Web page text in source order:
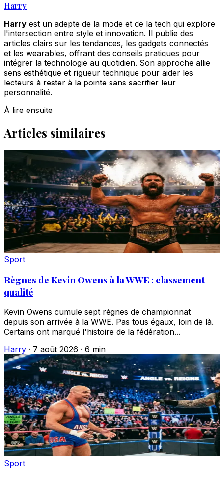
Harry
Harry est un adepte de la mode et de la tech qui explore
l'intersection entre style et innovation. Il publie des
articles clairs sur les tendances, les gadgets connectés
et les wearables, offrant des conseils pratiques pour
intégrer la technologie au quotidien. Son approche allie
sens esthétique et rigueur technique pour aider les
lecteurs à rester à la pointe sans sacrifier leur
personnalité.
À lire ensuite
Articles similaires
Sport
Règnes de Kevin Owens à la WWE : classement
qualité
Kevin Owens cumule sept règnes de championnat
depuis son arrivée à la WWE. Pas tous égaux, loin de là.
Certains ont marqué l'histoire de la fédération...
Harry · 7 août 2026 · 6 min
Sport